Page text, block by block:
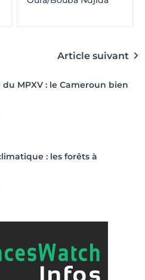
Article suivant
MPXV : le Cameroun bien
: les forêts à